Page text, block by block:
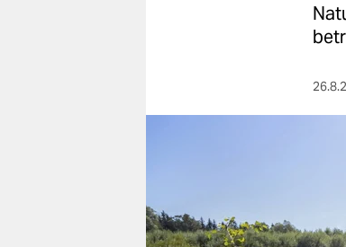
wahrheit